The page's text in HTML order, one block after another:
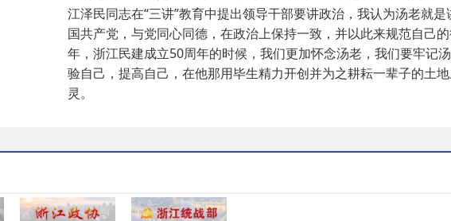
江泽民同志在“三讲”教育中提出领导干部要讲政治，我认为汤老就
国共产党，与党同心同德，在政治上保持一致，并以此来规范自己
年，浙江民建成立50周年的时候，我们更加怀念汤老，我们要牢记
验自己，提高自己，在他那用毕生精力开创并为之耕耘一辈子的土
灵。